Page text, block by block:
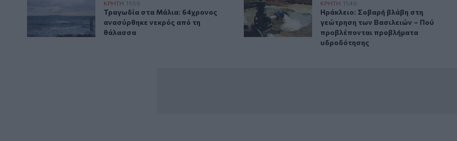
Τραγωδία στα Μάλια: 64χρονος ανασύρθηκε νεκρός από τη θάλασσα
ΚΡΗΤΗ 11:59
Τραγωδία στα Μάλια: 64χρονος ανασύρθηκε νεκρός από τη θάλασσα
Τραγωδία στα Μάλια: 64χρονος
ανασύρθηκε νεκρός από τη
θάλασσα
Ηράκλειο: Σοβαρή βλάβη στη γεώτρηση των
ΚΡΗΤΗ 11:49
Ηράκλειο: Σοβαρή βλάβη στη
Ηράκλειο: Σοβαρή βλάβη στη
γεώτρηση των Βασιλειών – Πού
προβλέπονται προβλήματα
υδροδότησης